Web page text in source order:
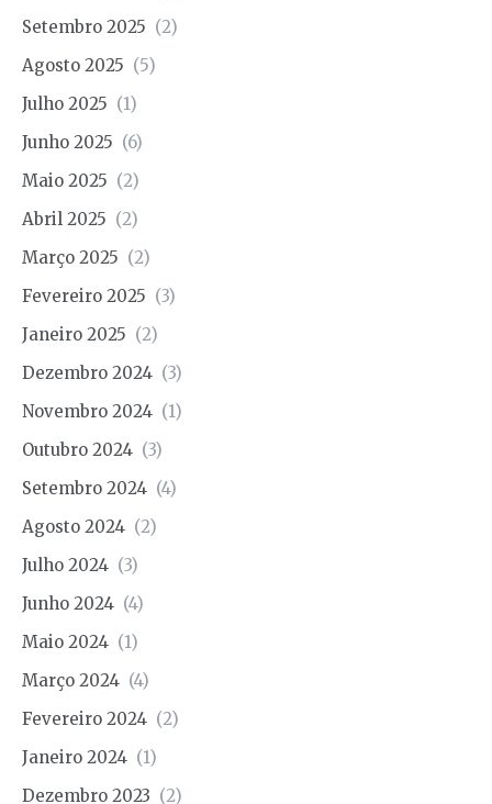
Setembro 2025 (2)
Agosto 2025 (5)
Julho 2025 (1)
Junho 2025 (6)
Maio 2025 (2)
Abril 2025 (2)
Março 2025 (2)
Fevereiro 2025 (3)
Janeiro 2025 (2)
Dezembro 2024 (3)
Novembro 2024 (1)
Outubro 2024 (3)
Setembro 2024 (4)
Agosto 2024 (2)
Julho 2024 (3)
Junho 2024 (4)
Maio 2024 (1)
Março 2024 (4)
Fevereiro 2024 (2)
Janeiro 2024 (1)
Dezembro 2023 (2)